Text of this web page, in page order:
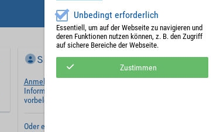
Sie haben bereits ein Konto?
Anmelden
Informationen mit Ihren Standardwerten
vorbelegen.
Oder erstellen Sie ein
Unbedingt erforderlich
Essentiell, um auf der Webseite zu navigieren und
deren Funktionen nutzen können, z. B. den Zugriff
auf sichere Bereiche der Webseite.
Zustimmen